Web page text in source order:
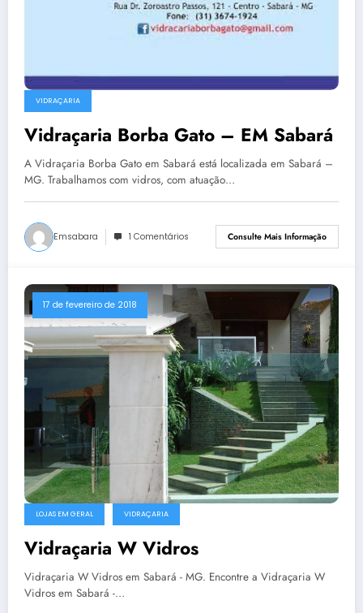
VIDRAÇARIA
Vidraçaria Borba Gato – EM Sabará
A Vidraçaria Borba Gato em Sabará está localizada em Sabará –
MG. Trabalhamos com vidros, com atuação…
Emsabara 1 Comentários Consulte Mais Informação
17 de fevereiro de 2018
LOJAS EM GERAL VIDRAÇARIA
Vidraçaria W Vidros
Vidraçaria W Vidros em Sabará - MG. Encontre a Vidraçaria W
Vidros em Sabará -…